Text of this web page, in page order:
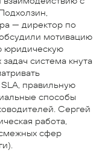
— директор по
мотивацию
юридическую
система кнута
правильную
способы
Сергей
работа,
сфер